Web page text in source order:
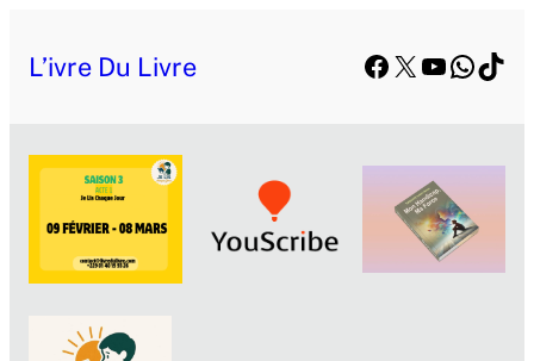
L’ivre Du Livre Facebook
X YouTube